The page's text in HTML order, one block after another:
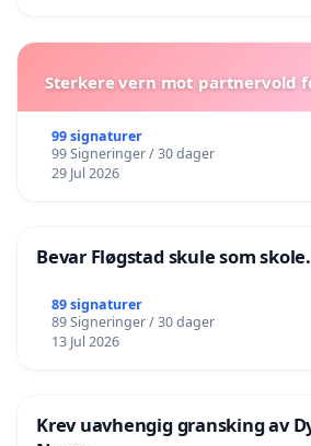
Sterkere vern mot partnervold
99 signaturer
99 Signeringer / 30 dager
29 Jul 2026
Bevar Fløgstad skule som skole.
89 signaturer
89 Signeringer / 30 dager
13 Jul 2026
Krev uavhengig gransking av